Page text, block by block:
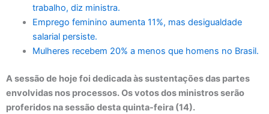
trabalho, diz ministra.
Emprego feminino aumenta 11%, mas desigualdade
salarial persiste.
Mulheres recebem 20% a menos que homens no Brasil.
A sessão de hoje foi dedicada às sustentações das partes
envolvidas nos processos. Os votos dos ministros serão
proferidos na sessão desta quinta-feira (14).